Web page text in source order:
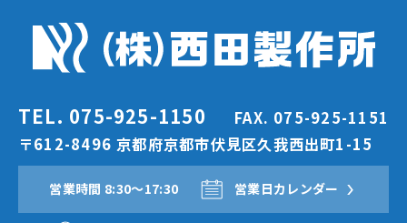
TEL. 075-925-1150
FAX. 075-925-1151
〒612-8496 京都府京都市伏見区久我西出町1-15
営業時間 8:30〜17:30 営業日カレンダー